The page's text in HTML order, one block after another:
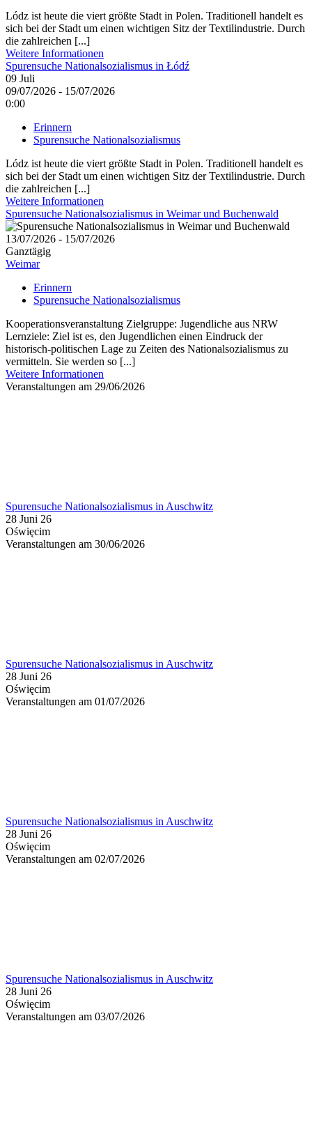
Lódz ist heute die viert größte Stadt in Polen. Traditionell handelt es
sich bei der Stadt um einen wichtigen Sitz der Textilindustrie. Durch
die zahlreichen [...]
Weitere Informationen
Spurensuche Nationalsozialismus in Łódź
09 Juli
09/07/2026 - 15/07/2026
0:00
Erinnern
Spurensuche Nationalsozialismus
Lódz ist heute die viert größte Stadt in Polen. Traditionell handelt es
sich bei der Stadt um einen wichtigen Sitz der Textilindustrie. Durch
die zahlreichen [...]
Weitere Informationen
Spurensuche Nationalsozialismus in Weimar und Buchenwald
13/07/2026 - 15/07/2026
Ganztägig
Weimar
Erinnern
Spurensuche Nationalsozialismus
Kooperationsveranstaltung Zielgruppe: Jugendliche aus NRW
Lernziele: Ziel ist es, den Jugendlichen einen Eindruck der
historisch-politischen Lage zu Zeiten des Nationalsozialismus zu
vermitteln. Sie werden so [...]
Weitere Informationen
Veranstaltungen am 29/06/2026
Spurensuche Nationalsozialismus in Auschwitz
28 Juni 26
Oświęcim
Veranstaltungen am 30/06/2026
Spurensuche Nationalsozialismus in Auschwitz
28 Juni 26
Oświęcim
Veranstaltungen am 01/07/2026
Spurensuche Nationalsozialismus in Auschwitz
28 Juni 26
Oświęcim
Veranstaltungen am 02/07/2026
Spurensuche Nationalsozialismus in Auschwitz
28 Juni 26
Oświęcim
Veranstaltungen am 03/07/2026